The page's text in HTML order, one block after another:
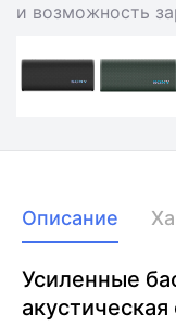
и возможность
Описание
Усиленные